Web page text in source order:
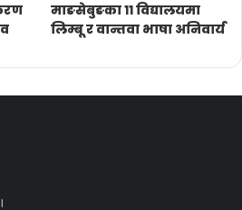
माङसेबुङका ११ विद्यालयमा
लिम्बू र वान्तवा भाषा अनिवार्य